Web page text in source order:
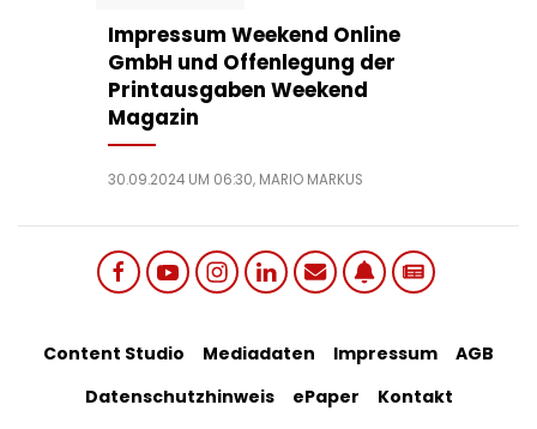
Impressum Weekend Online
GmbH und Offenlegung der
Printausgaben Weekend
Magazin
30.09.2024 UM 06:30, MARIO MARKUS
links
Footer
Bottom
Content Studio Mediadaten Impressum
AGB
Datenschutzhinweis
ePaper
Kontakt